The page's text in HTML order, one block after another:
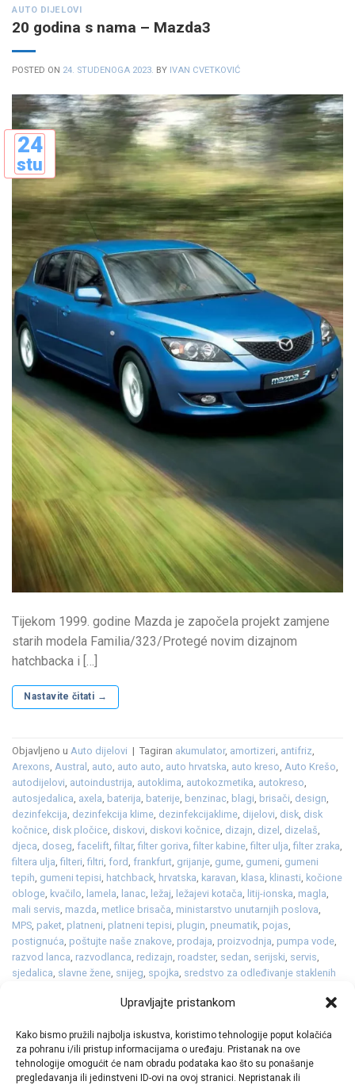
Upravljajte pristankom
Kako bismo pružili najbolja iskustva, koristimo tehnologije poput kolačića
za pohranu i/ili pristup informacijama o uređaju. Pristanak na ove
tehnologije omogućit će nam obradu podataka kao što su ponašanje
pregledavanja ili jedinstveni ID-ovi na ovoj stranici. Nepristanak ili
AUTO DIJELOVI
20 godina s nama – Mazda3
POSTED ON 24. STUDENOGA 2023. BY IVAN CVETKOVIĆ
24
stu
Tijekom 1999. godine Mazda je započela projekt zamjene
starih modela Familia/323/Protegé novim dizajnom
hatchbacka i […]
Nastavite čitati →
Objavljeno u Auto dijelovi | Tagiran akumulator, amortizeri, antifriz,
Arexons, Austral , auto, auto auto, auto hrvatska, auto kreso, Auto Krešo,
autodijelovi, autoindustrija, autoklima, autokozmetika, autokreso,
autosjedalica, axela, baterija, baterije, benzinac, blagi, brisači, design,
dezinfekcija, dezinfekcija klime, dezinfekcijaklime, dijelovi, disk, disk
kočnice, disk pločice, diskovi, diskovi kočnice, dizajn, dizel , dizelaš,
djeca, doseg, facelift,filtar,filter goriva,filter kabine,filter ulja,filter zraka,
filtera ulja,filteri,filtri, ford, frankfurt, grijanje, gume, gumeni, gumeni
tepih, gumeni tepisi, hatchback, hrvatska, karavan, klasa, klinasti, kočione
obloge, kvačilo, lamela, lanac, ležaj, ležajevi kotača, litij-ionska, magla,
mali servis, mazda, metlice brisača, ministarstvo unutarnjih poslova,
MPS, paket, platneni, platneni tepisi, plugin, pneumatik, pojas,
postignuća, poštujte naše znakove, prodaja, proizvodnja, pumpa vode,
razvod lanca, razvodlanca, redizajn, roadster, sedan, serijski, servis,
sjedalica, slavne žene, snijeg, spojka, sredstvo za odleđivanje staklenih
vjetrobransko,vjetrobransko staklo
Ostavite komentar